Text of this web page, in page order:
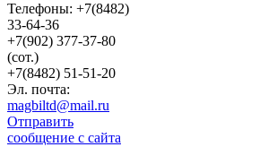
Телефоны: +7(8482)
33-64-36
+7(902) 377-37-80
(сот.)
+7(8482) 51-51-20
Эл. почта:
magbiltd@mail.ru
Отправить
сообщение с сайта